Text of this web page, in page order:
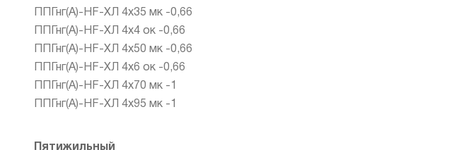
ППГнг(А)-HF-ХЛ 4х35 мк -0,66
ППГнг(А)-HF-ХЛ 4х4 ок -0,66
ППГнг(А)-HF-ХЛ 4х50 мк -0,66
ППГнг(А)-HF-ХЛ 4х6 ок -0,66
ППГнг(А)-HF-ХЛ 4х70 мк -1
ППГнг(А)-HF-ХЛ 4х95 мк -1
Пятижильный